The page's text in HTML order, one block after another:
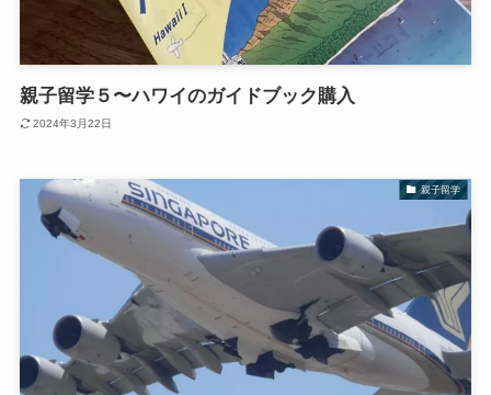
親子留学５〜ハワイのガイドブック購入
2024年3月22日
親子留学